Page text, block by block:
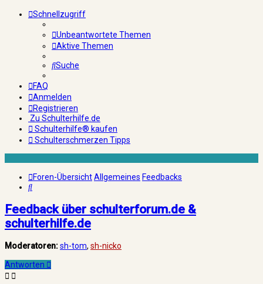
Schnellzugriff
Unbeantwortete Themen
Aktive Themen
Suche
FAQ
Anmelden
Registrieren
Zu Schulterhilfe.de
Schulterhilfe® kaufen
Schulterschmerzen Tipps
Foren-ÜbersichtAllgemeines Feedbacks
Suche
Feedback über schulterforum.de &
schulterhilfe.de
Moderatoren:sh-tom, sh-nicko
Antworten